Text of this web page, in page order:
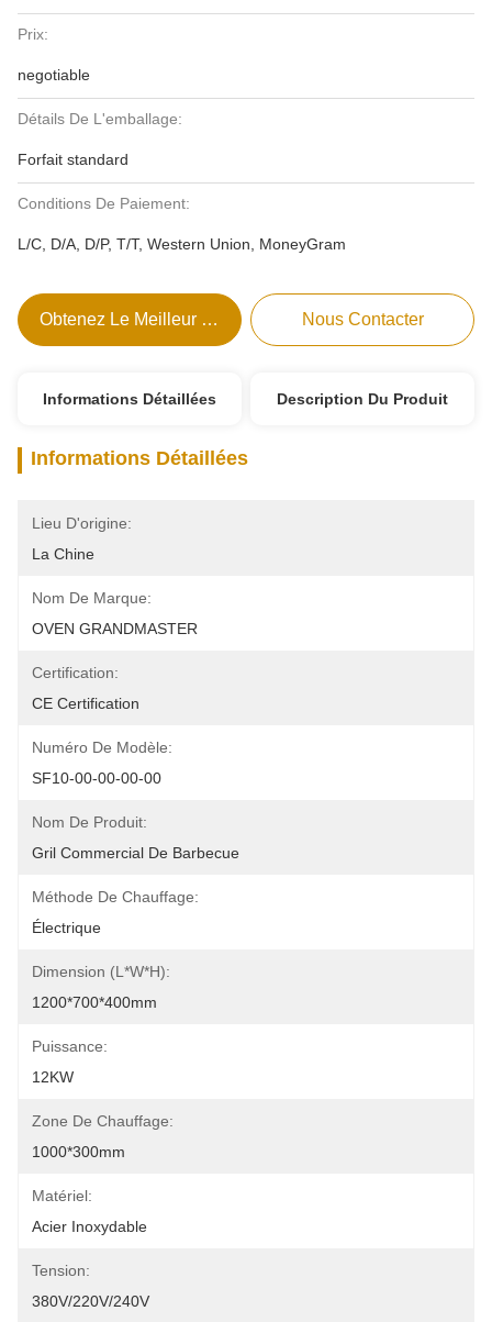
Prix:
negotiable
Détails De L'emballage:
Forfait standard
Conditions De Paiement:
L/C, D/A, D/P, T/T, Western Union, MoneyGram
Obtenez Le Meilleur Prix Nous Contacter
Informations Détaillées Description Du Produit
Informations Détaillées
Lieu D'origine:
La Chine
Nom De Marque:
OVEN GRANDMASTER
Certification:
CE Certification
Numéro De Modèle:
SF10-00-00-00-00
Nom De Produit:
Gril Commercial De Barbecue
Méthode De Chauffage:
Électrique
Dimension (L*W*H):
1200*700*400mm
Puissance:
12KW
Zone De Chauffage:
1000*300mm
Matériel:
Acier Inoxydable
Tension:
380V/220V/240V